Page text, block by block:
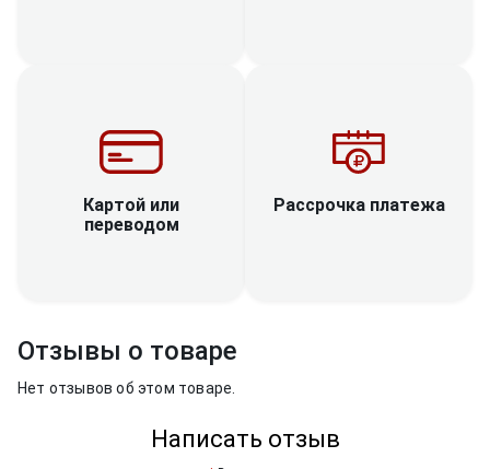
Картой или
переводом
Рассрочка платежа
Отзывы о товаре
Нет отзывов об этом товаре.
Написать отзыв